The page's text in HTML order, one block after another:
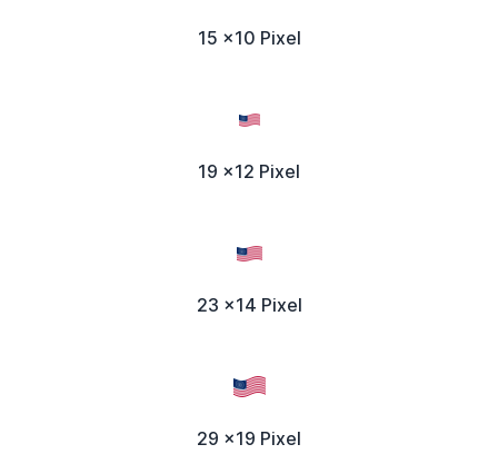
15 x10 Pixel
19 x12 Pixel
23 x14 Pixel
29 x19 Pixel